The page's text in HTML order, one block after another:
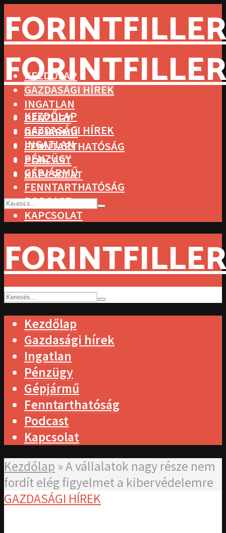
KEZDŐLAP
GAZDASÁGI HÍREK
INGATLAN
PÉNZÜGY
GÉPJÁRMŰ
FENNTARTHATÓSÁG
PODCAST
KAPCSOLAT
KEZDŐLAP
GAZDASÁGI HÍREK
INGATLAN
PÉNZÜGY
GÉPJÁRMŰ
FENNTARTHATÓSÁG
PODCAST
KAPCSOLAT
Kezdőlap
Gazdasági hírek
Ingatlan
Pénzügy
Gépjármű
Fenntarthatóság
Podcast
Kapcsolat
Kezdőlap »A vállalatok nagy része nem
fordít elég figyelmet a kibervédelemre
GAZDASÁGI HÍREK